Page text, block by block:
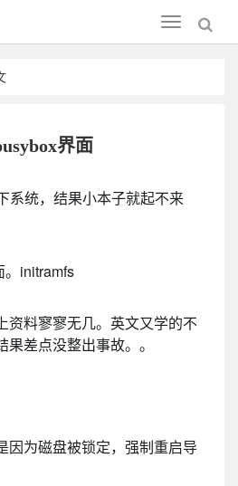
Toggle
navigation
界面
系统，结果小本子就起不来
。initramfs
资料寥寥无几。英文又学的不
差点没整出事故。。
因为磁盘被锁定，强制重启导